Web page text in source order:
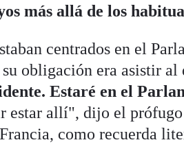
más allá de los
centrados en el
obligación era asistir al
Estaré en el
estar allí", dijo el prófugo
como recuerda